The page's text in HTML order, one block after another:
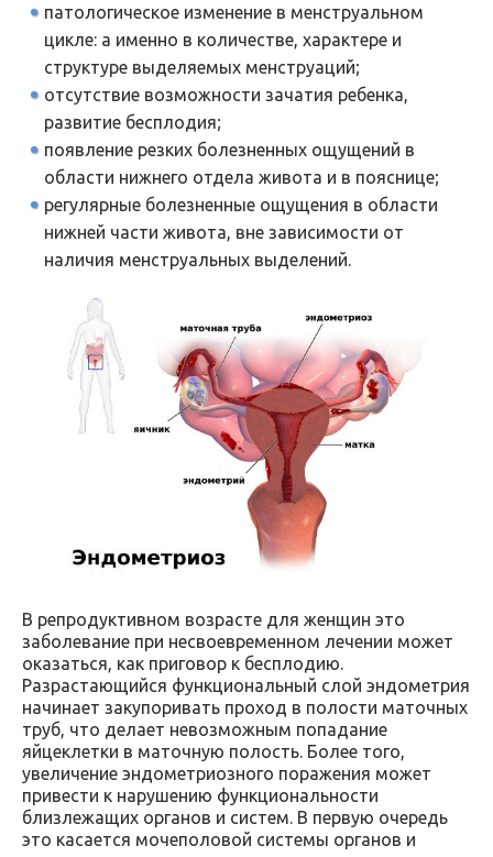
патологическое изменение в менструальном
цикле: а именно в количестве, характере и
структуре выделяемых менструаций;
отсутствие возможности зачатия ребенка,
развитие бесплодия;
появление резких болезненных ощущений в
области нижнего отдела живота и в пояснице;
регулярные болезненные ощущения в области
нижней части живота, вне зависимости от
наличия менструальных выделений.
В репродуктивном возрасте для женщин это
заболевание при несвоевременном лечении может
оказаться, как приговор к бесплодию.
Разрастающийся функциональный слой эндометрия
начинает закупоривать проход в полости маточных
труб, что делает невозможным попадание
яйцеклетки в маточную полость. Более того,
увеличение эндометриозного поражения может
привести к нарушению функциональности
близлежащих органов и систем. В первую очередь
это касается мочеполовой системы органов и